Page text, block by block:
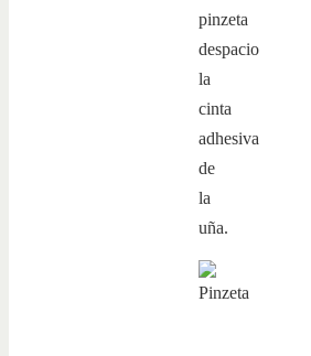
pinzeta
despacio
la
cinta
adhesiva
de
la
uña.